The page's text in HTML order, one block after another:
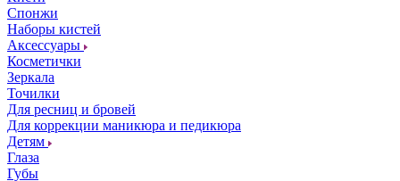
Спонжи
Наборы кистей
Аксессуары
Косметички
Зеркала
Точилки
Для ресниц и бровей
Для коррекции маникюра и педикюра
Детям
Глаза
Губы